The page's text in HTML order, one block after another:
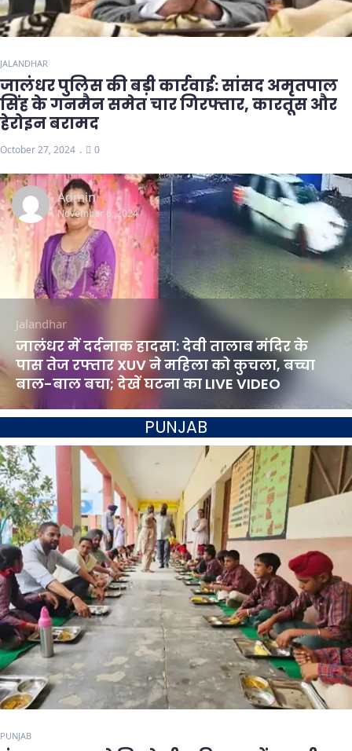
JALANDHAR
जालंधर पुलिस की बड़ी कार्रवाई: सांसद अमृतपाल
सिंह के गनमैन समेत चार गिरफ्तार, कारतूस और
हेरोइन बरामद
October 27, 2024 0
Admin
November 6, 2024
Jalandhar
जालंधर में दर्दनाक हादसा: देवी तालाब मंदिर के
पास तेज रफ्तार XUV ने महिला को कुचला, बच्चा
बाल-बाल बचा; देखें घटना का LIVE VIDEO
PUNJAB
PUNJAB